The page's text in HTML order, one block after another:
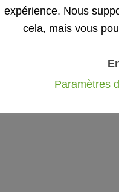
expérience. Nous
cela, mais vous
Paramètres